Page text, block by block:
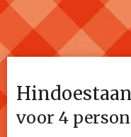
Ga
direct
naar
de
hoofdinhoud
voor 4